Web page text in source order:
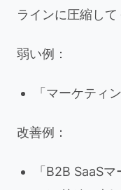
ラインに圧縮して
弱い例：
「マーケティ
改善例：
「B2B SaaS